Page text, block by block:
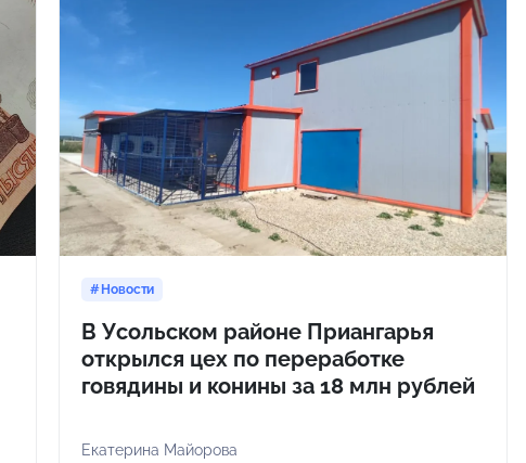
Новости
В Усольском районе Приангарья
открылся цех по переработке
говядины и конины за 18 млн рублей
Екатерина Майорова